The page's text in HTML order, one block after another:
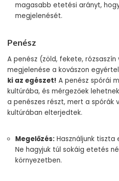
magasabb etetési arányt,
megjelenését.
Penész
A penész (zöld, fekete,
megjelenése a kovászon
ki az egészet! A penész spórái
kultúrába, és mérgezőek
a penészes részt, mert a spórák
kultúrában elterjedtek.
Megelőzés: Használjunk tiszta
Ne hagyjuk túl sokáig etetés
környezetben.